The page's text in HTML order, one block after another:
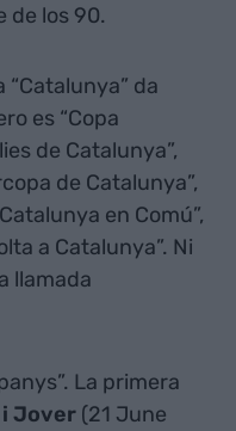
de los 90.
da
es “Copa
de Catalunya”,
de Catalunya”,
en Comú”,
a Catalunya”. Ni
llamada
La primera
i Jover (21 June